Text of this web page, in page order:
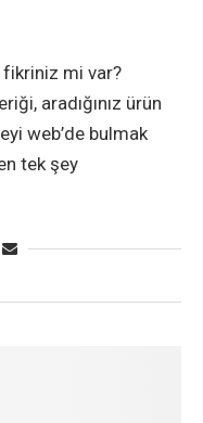
fikriniz mi var?
aradığınız ürün
web’de bulmak
tek şey